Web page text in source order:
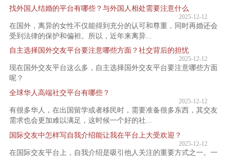
找外国人结婚的平台有哪些？与外国人相处需要注意什么
2025-12-12
在国外，离异的女性不仅能得到充分的认可和尊重，同时再婚还会
受到法律的保护和偏袒。所以，近年来离异...
自主选择国外交友平台要注意哪些方面？社交背后的担忧
2025-12-12
现在国外交友平台这么多，自主选择国外交友平台要注意哪些方面
呢？
全球华人高端社交平台有哪些？
2025-12-12
有很多华人，在出国留学或者移民时，需要准备很多东西，其交友
需求也会更加难以满足，这时候一个好的社...
国际交友中怎样写自我介绍能让我在平台上大受欢迎？
2025-12-12
在国际交友平台上，自我介绍是吸引他人关注的重要方式之一。一